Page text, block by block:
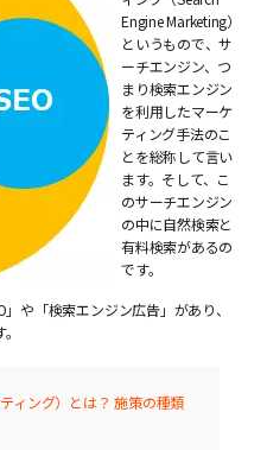
Engine Marketing）
というもので、サ
ーチエンジン、つ
まり検索エンジン
を利用したマーケ
ティング手法のこ
とを総称して言い
ます。そして、こ
のサーチエンジン
の中に自然検索と
有料検索があるの
です。
や「検索エンジン広告」があり、
ィング）とは？ 施策の種類